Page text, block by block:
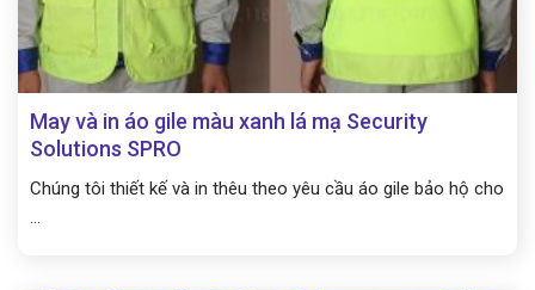
May và in áo gile màu xanh lá mạ Security
Solutions SPRO
Chúng tôi thiết kế và in thêu theo yêu cầu áo gile bảo hộ cho
...